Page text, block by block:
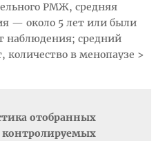
РМЖ, средняя
— около 5 лет или были
наблюдения; средний
в менопаузе >
отобранных